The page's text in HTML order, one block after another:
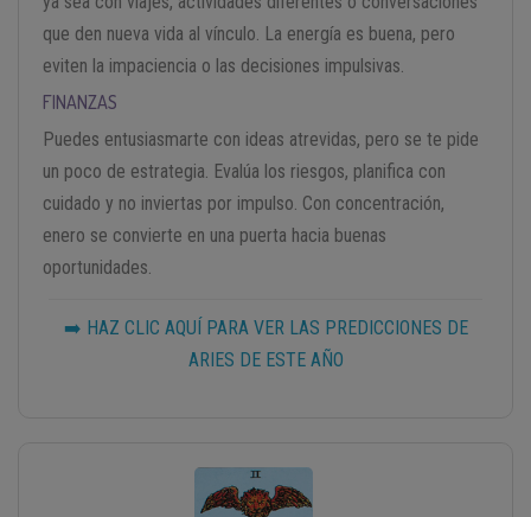
que den nueva vida al vínculo. La energía es buena, pero
eviten la impaciencia o las decisiones impulsivas.
FINANZAS
Puedes entusiasmarte con ideas atrevidas, pero se te pide
un poco de estrategia. Evalúa los riesgos, planifica con
cuidado y no inviertas por impulso. Con concentración,
enero se convierte en una puerta hacia buenas
oportunidades.
➡️ HAZ CLIC AQUÍ PARA VER LAS PREDICCIONES DE
ARIES DE ESTE AÑO